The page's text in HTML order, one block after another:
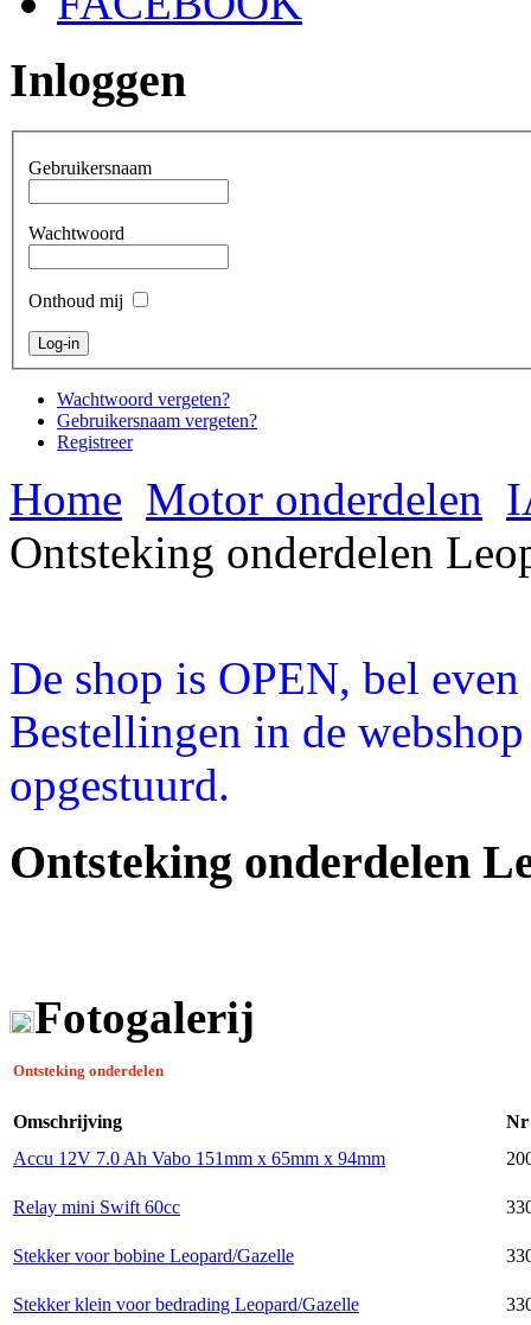
Inloggen
Gebruikersnaam
Wachtwoord
Onthoud mij
Wachtwoord vergeten?
Gebruikersnaam vergeten?
Registreer
Home Motor onderdelen
Ontsteking onderdelen
De shop is OPEN, bel
Bestellingen in de
opgestuurd.
Ontsteking onderdelen
Fotogalerij
Ontsteking onderdelen
Omschrijving
Nr
Accu 12V 7.0 Ah Vabo 151mm x 65mm x 94mm
Relay mini Swift 60cc
Stekker voor bobine Leopard/Gazelle
Stekker klein voor bedrading Leopard/Gazelle